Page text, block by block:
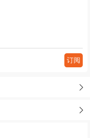
订阅